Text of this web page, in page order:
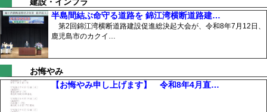
半島間結ぶ命守る道路を 錦江湾横断道路建…
第2回錦江湾横断道路建設促進総決起大会が、令和8年7月12日、
鹿児島市のカクイ…
お悔やみ
【お悔やみ申し上げます】 令和8年4月直…